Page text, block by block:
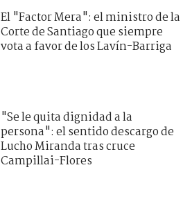
El "Factor Mera": el ministro de la
Corte de Santiago que siempre
vota a favor de los Lavín-Barriga
"Se le quita dignidad a la
persona": el sentido descargo de
Lucho Miranda tras cruce
Campillai-Flores